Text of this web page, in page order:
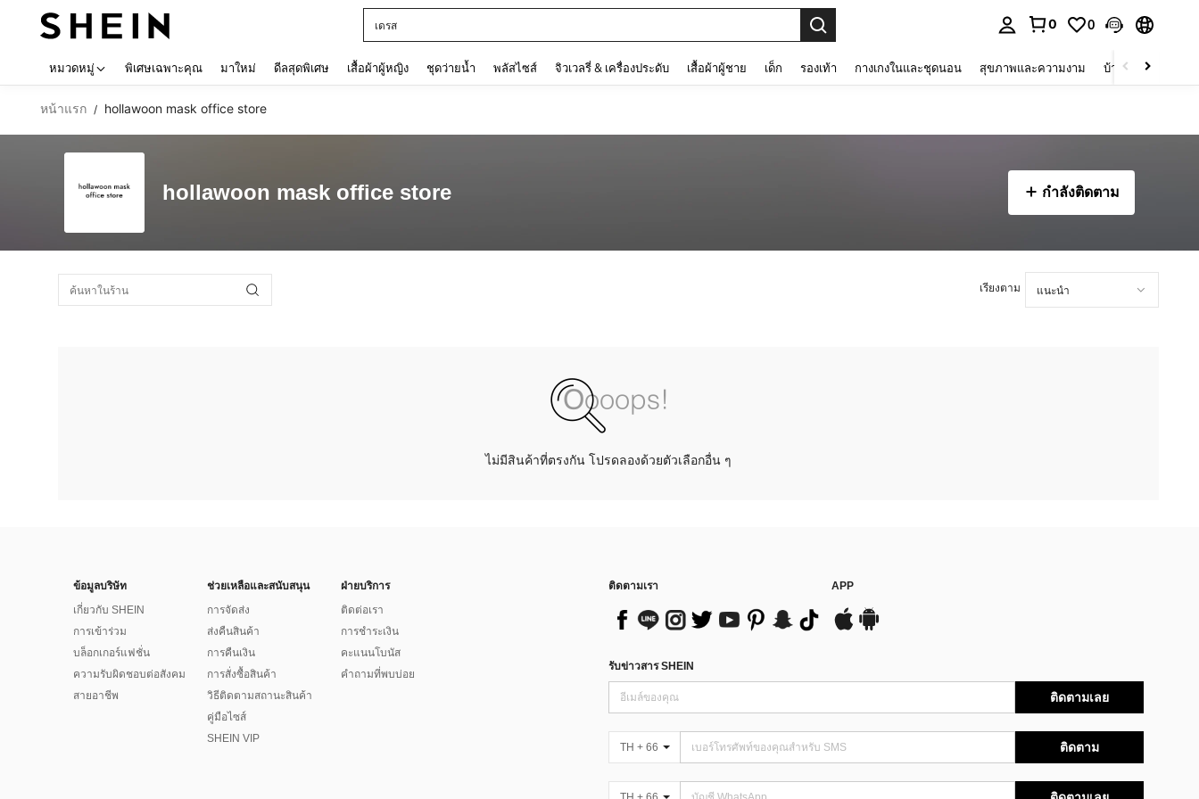
เดรส
0 0
หมวดหมู่ พิเศษเฉพาะคุณ มาใหม่ ดีลสุดพิเศษ เสื้อผ้าผู้หญิง ชุดว่ายน้ำ พลัสไซส์ จิวเวลรี่ & เครื่องประดับ เสื้อผ้าผู้ชาย เด็ก รองเท้า กางเกงในและชุดนอน สุขภาพและความงาม บ้านและที่อยู่อาศัย
หน้าแรก / hollawoon mask office store
hollawoon mask office store กำลังติดตาม
เรียงตาม
ไม่มีสินค้าที่ตรงกัน โปรดลองด้วยตัวเลือกอื่น ๆ
ข้อมูลบริษัท
เกี่ยวกับ SHEIN
การเข้าร่วม
บล็อกเกอร์แฟชั่น
ความรับผิดชอบต่อสังคม
สายอาชีพ
ช่วยเหลือและสนับสนุน
การจัดส่ง
ส่งคืนสินค้า
การคืนเงิน
การสั่งซื้อสินค้า
วิธีติดตามสถานะสินค้า
คู่มือไซส์
SHEIN VIP
ฝ่ายบริการ
ติดต่อเรา
การชำระเงิน
คะแนนโบนัส
คำถามที่พบบ่อย
ติดตามเรา APP
รับข่าวสาร SHEIN
ติดตามเลย
TH + 66 ติดตาม